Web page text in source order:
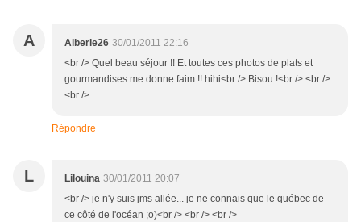
A Alberie26 30/01/2011 22:16
<br /> Quel beau séjour !! Et toutes ces photos de plats et
gourmandises me donne faim !! hihi<br /> Bisou !<br /> <br />
<br />
Répondre
L Lilouina 30/01/2011 20:07
<br /> je n'y suis jms allée... je ne connais que le québec de
ce côté de l'océan ;o)<br /> <br /> <br />